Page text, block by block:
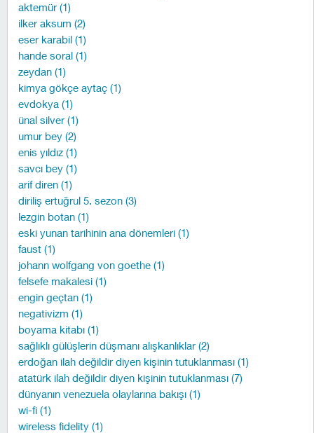
aktemür (1)
ilker aksum (2)
eser karabil (1)
hande soral (1)
zeydan (1)
kimya gökçe aytaç (1)
evdokya (1)
ünal silver (1)
umur bey (2)
enis yıldız (1)
savcı bey (1)
arif diren (1)
diriliş ertuğrul 5. sezon (3)
lezgin botan (1)
eski yunan tarihinin ana dönemleri (1)
faust (1)
johann wolfgang von goethe (1)
felsefe makalesi (1)
engin geçtan (1)
negativizm (1)
boyama kitabı (1)
sağlıklı gülüşlerin düşmanı alışkanlıklar (2)
erdoğan ilah değildir diyen kişinin tutuklanması (1)
atatürk ilah değildir diyen kişinin tutuklanması (7)
dünyanın venezuela olaylarına bakışı (1)
wi-fi (1)
wireless fidelity (1)